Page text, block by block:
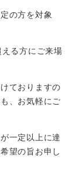
の方を対象
る方にご来場
ておりますの
、お気軽にご
一定以上に達
望の旨お申し